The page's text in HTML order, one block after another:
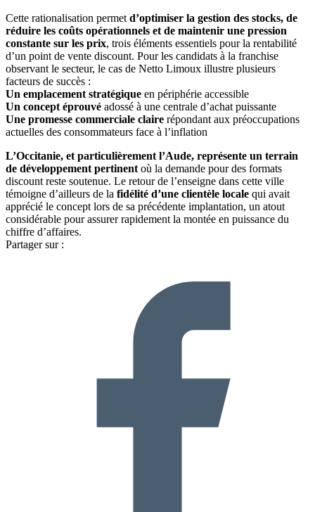
Cette rationalisation permet d’optimiser la gestion des stocks, de
réduire les coûts opérationnels et de maintenir une pression
constante sur les prix, trois éléments essentiels pour la rentabilité
d’un point de vente discount. Pour les candidats à la franchise
observant le secteur, le cas de Netto Limoux illustre plusieurs
facteurs de succès :
Un emplacement stratégique en périphérie accessible
Un concept éprouvé adossé à une centrale d’achat puissante
Une promesse commerciale claire répondant aux préoccupations
actuelles des consommateurs face à l’inflation
L’Occitanie, et particulièrement l’Aude, représente un terrain
de développement pertinent où la demande pour des formats
discount reste soutenue. Le retour de l’enseigne dans cette ville
témoigne d’ailleurs de la fidélité d’une clientèle locale qui avait
apprécié le concept lors de sa précédente implantation, un atout
considérable pour assurer rapidement la montée en puissance du
chiffre d’affaires.
Partager sur :